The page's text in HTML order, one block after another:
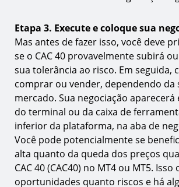
Etapa 3. Execute e coloque sua
Mas antes de fazer isso, você deve
se o CAC 40 provavelmente subirá
sua tolerância ao risco. Em seguida,
comprar ou vender, dependendo da
mercado. Sua negociação aparecerá
do terminal ou da caixa de
inferior da plataforma, na aba de
Você pode potencialmente se
alta quanto da queda dos preços
CAC 40 (CAC40) no MT4 ou MT5.
oportunidades quanto riscos e há